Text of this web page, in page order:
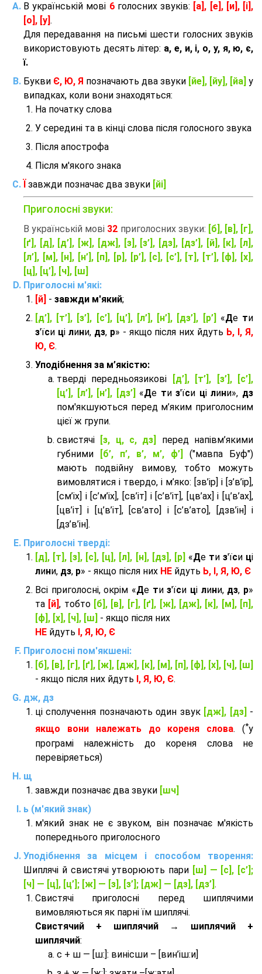
В українській мові 6голосних звуків:
[а], [е], [и], [і],
[о], [у] .
Для передавання на письмі шести голосних звуків
використовують десять літер: а, е, и, і, о, у, я, ю, є,
ї.
Букви Є, Ю, Я позначають два звуки [йе], [йу], [йа] у
випадках, коли вони знаходяться:
На початку слова
У середині та в кінці слова після голосного звука
Після апострофа
Після м'якого знака
завжди позначає два звуки [йі]
Приголосні звуки:
В українській мові 32 приголосних звуки: [б], [в], [г],
[ґ], [д], [д’], [ж], [дж], [з], [з’], [дз], [дз’], [й], [к], [л],
[л’], [м], [н], [н’], [п], [р], [р’], [с], [с’], [т], [т’], [ф], [х],
[ц], [ц’], [ч], [ш]
Приголосні м'які:
[й] - завжди м'який;
[д’], [т’], [з’], [с’], [ц’], [л’], [н’], [дз’], [р’]
«Де ти
з'їси ці лини, дз, р» - якщо після них йдуть Ь, І, Я,
Ю, Є.
Уподібнення за м’якістю:
тверді передньоязикові
[д’], [т’], [з’], [с’],
[ц’], [л’], [н’], [дз’] «Де тиз'їси цілини», дз
пом'якшуються перед м’яким приголосним
цієї ж групи.
cвистячі
[з, ц, с, дз]
перед напівм’якими
губними
[б’, п’, в’, м’, ф’]
("мавпа Буф")
мають подвійну вимову, тобто можуть
вимовлятися і твердо, і м’яко: [зв’ір] і [з’в’ір],
[см’іх] і [с’м’іх], [св’іт] і [с’в’іт], [цв’ах] і [ц’в’ах],
[цв’іт] і [ц’в’іт], [св’ато] і [с’в’ато], [дзв’iн] і
[дз’в’iн].
Приголосні тверді:
[д], [т], [з], [с], [ц], [л], [н], [дз], [р] «Де ти з'їси ці
лини, дз, р» - якщо після них НЕ йдуть Ь, І, Я, Ю, Є
Всі приголосні, окрім «Де тиз'їси ці лини, дз, р»
та [й], тобто [б], [в], [г], [ґ], [ж], [дж], [к], [м], [п],
[ф], [х], [ч], [ш] - якщо після них
НЕ йдуть І, Я, Ю, Є
Приголосні пом'якшені:
[б], [в], [г], [ґ], [ж], [дж], [к], [м], [п], [ф], [х], [ч], [ш]
- якщо після них йдуть І, Я, Ю, Є.
дж, дз
ці сполучення позначають один звук [дж], [дз] -
якщо вони належать до кореня слова. (*у
програмі належність до кореня слова не
перевіряеться)
щ
завжди позначає два звуки [шч]
ь (м'який знак)
м'який знак не є звуком, він позначає м'якість
попереднього приголосного
Уподібнення за місцем і способом творення:
Шиплячі й свистячі утворюють пари [ш] — [c], [с’];
[ч] — [ц], [ц’]; [ж] — [з], [з’]; [дж] — [дз], [дз’] .
Свистячі приголосні перед шиплячими
вимовляються як парні їм шиплячі.
Cвистячий + шиплячий → шиплячий +
шиплячий:
с + ш — [ш:]: винісши – [вин’іш:и]